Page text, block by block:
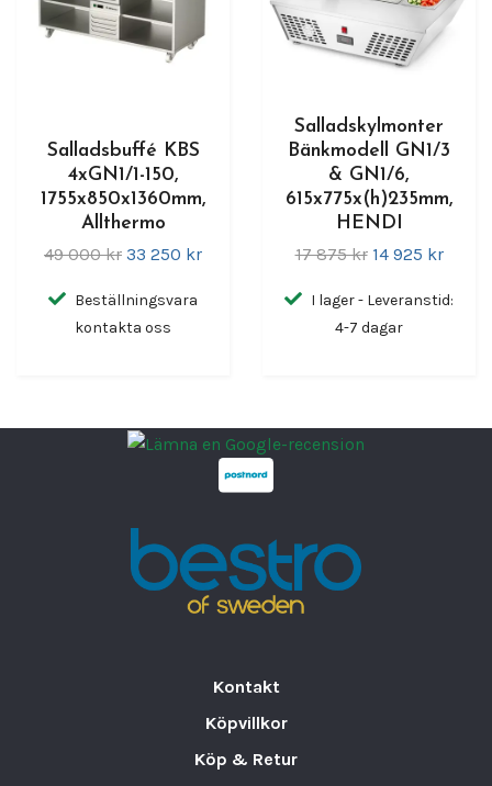
Salladsbuffé KBS
4xGN1/1-150,
1755x850x1360mm,
Allthermo
49 000 kr 33 250 kr
Beställningsvara
kontakta oss
Salladskylmonter
Bänkmodell GN1/3
& GN1/6,
615x775x(h)235mm,
HENDI
17 875 kr 14 925 kr
I lager - Leveranstid:
4-7 dagar
Kontakt
Köpvillkor
Köp & Retur